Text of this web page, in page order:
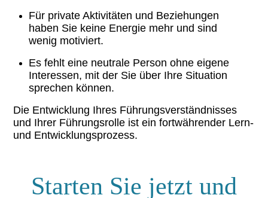
Für private Aktivitäten und Beziehungen
haben Sie keine Energie mehr und sind
wenig motiviert.
Es fehlt eine neutrale Person ohne eigene
Interessen, mit der Sie über Ihre Situation
sprechen können.
Die Entwicklung Ihres Führungsverständnisses
und Ihrer Führungsrolle ist ein fortwährender Lern-
und Entwicklungsprozess.
Starten Sie jetzt und